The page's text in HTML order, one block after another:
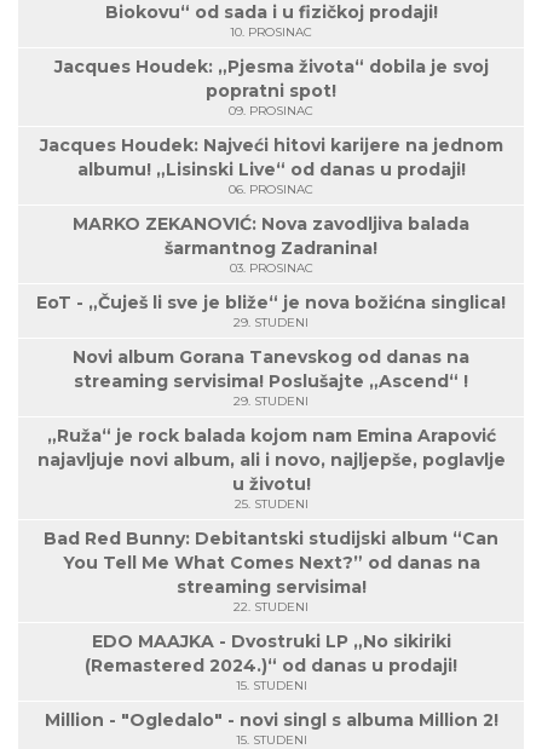
Biokovu“ od sada i u fizičkoj prodaji!
10. PROSINAC
Jacques Houdek: „Pjesma života“ dobila je svoj
popratni spot!
09. PROSINAC
Jacques Houdek: Najveći hitovi karijere na jednom
albumu! „Lisinski Live“ od danas u prodaji!
06. PROSINAC
MARKO ZEKANOVIĆ: Nova zavodljiva balada
šarmantnog Zadranina!
03. PROSINAC
EoT - „Čuješ li sve je bliže“ je nova božićna singlica!
29. STUDENI
Novi album Gorana Tanevskog od danas na
streaming servisima! Poslušajte „Ascend“ !
29. STUDENI
„Ruža“ je rock balada kojom nam Emina Arapović
najavljuje novi album, ali i novo, najljepše, poglavlje
u životu!
25. STUDENI
Bad Red Bunny: Debitantski studijski album “Can
You Tell Me What Comes Next?” od danas na
streaming servisima!
22. STUDENI
EDO MAAJKA - Dvostruki LP „No sikiriki
(Remastered 2024.)“ od danas u prodaji!
15. STUDENI
Million - "Ogledalo" - novi singl s albuma Million 2!
15. STUDENI